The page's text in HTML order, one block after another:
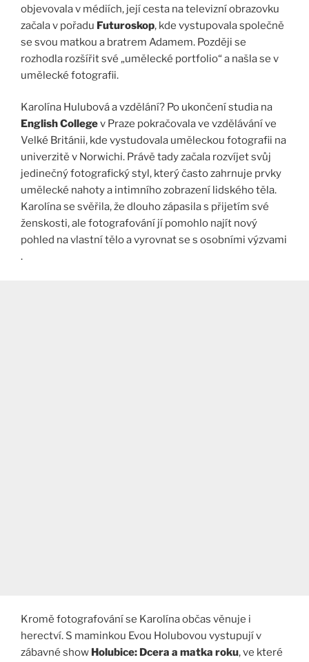
objevovala v médiích, její cesta na televizní obrazovku
začala v pořadu Futuroskop, kde vystupovala společně
se svou matkou a bratrem Adamem. Později se
rozhodla rozšířit své „umělecké portfolio“ a našla se v
umělecké fotografii.
Karolína Hulubová a vzdělání? Po ukončení studia na
English Collegev Praze pokračovala ve vzdělávání ve
Velké Británii, kde vystudovala uměleckou fotografii na
univerzitě v Norwichi. Právě tady začala rozvíjet svůj
jedinečný fotografický styl, který často zahrnuje prvky
umělecké nahoty a intimního zobrazení lidského těla.
Karolína se svěřila, že dlouho zápasila s přijetím své
ženskosti, ale fotografování jí pomohlo najít nový
pohled na vlastní tělo a vyrovnat se s osobními výzvami​
.
Kromě fotografování se Karolína občas věnuje i
herectví. S maminkou Evou Holubovou vystupují v
zábavné show Holubice: Dcera a matka roku, ve které